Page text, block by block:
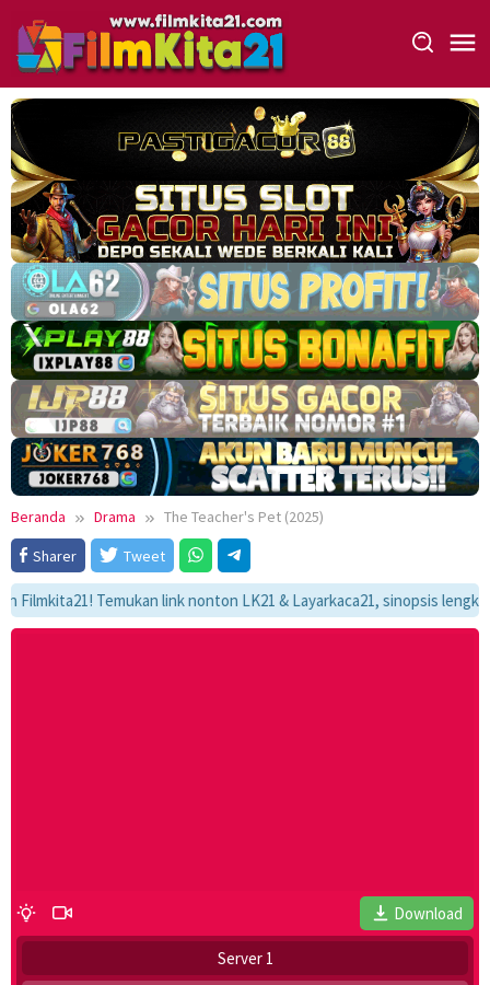
konten
Beranda Drama
The Teacher's Pet (2025)
Sharer
Tweet
Temukan link nonton LK21 & Layarkaca21, sinopsis
Download
Server 1